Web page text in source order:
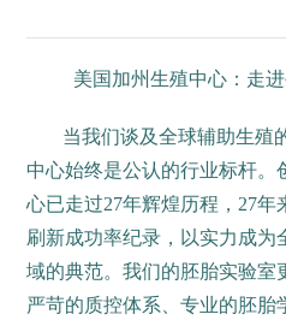
美国加州生殖中心：走
当我们谈及全球辅助生殖
中心始终是公认的行业标杆。
心已走过27年辉煌历程，27
刷新成功率纪录，以实力成为
域的典范。我们的胚胎实验室
严苛的质控体系、专业的胚胎